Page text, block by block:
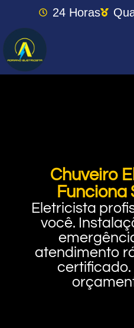
24 Horas
Chuveiro
Funciona
Eletricista
você.
atendimento
certificado.